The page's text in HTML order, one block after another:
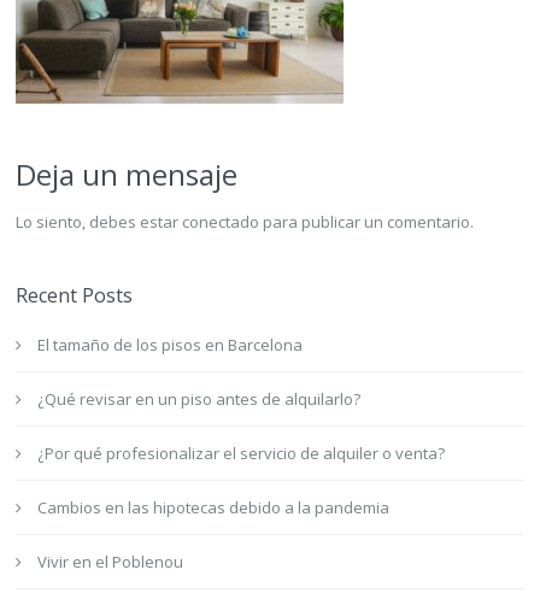
Deja un mensaje
Lo siento, debes estar conectado para publicar un comentario.
Recent Posts
El tamaño de los pisos en Barcelona
¿Qué revisar en un piso antes de alquilarlo?
¿Por qué profesionalizar el servicio de alquiler o venta?
Cambios en las hipotecas debido a la pandemia
Vivir en el Poblenou